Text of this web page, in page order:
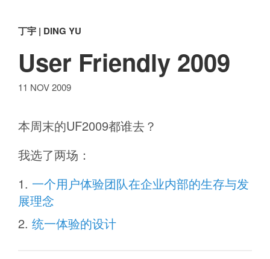
丁宇 | DING YU
User Friendly 2009
11 NOV 2009
本周末的UF2009都谁去？
我选了两场：
一个用户体验团队在企业内部的生存与发
展理念
统一体验的设计